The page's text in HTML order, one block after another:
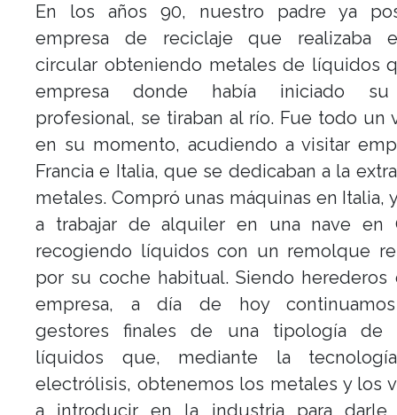
En los años 90, nuestro padre ya
empresa de reciclaje que realizaba
circular obteniendo metales de líquidos
empresa donde había iniciado su
profesional, se tiraban al río. Fue todo un
en su momento, acudiendo a visitar
Francia e Italia, que se dedicaban a la
metales. Compró unas máquinas en Italia,
a trabajar de alquiler en una nave en
recogiendo líquidos con un remolque
por su coche habitual. Siendo herederos
empresa, a día de hoy
gestores finales de una tipología de
líquidos que, mediante la
electrólisis, obtenemos los metales y los